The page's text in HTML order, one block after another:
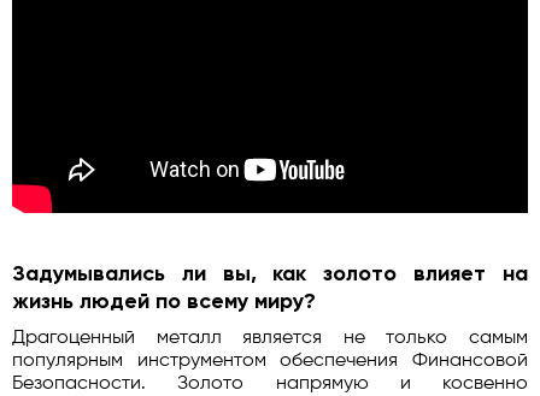
Задумывались ли вы, как золото влияет на
жизнь людей по всему миру?
Драгоценный металл является не только самым
популярным инструментом обеспечения Финансовой
Безопасности. Золото напрямую и косвенно